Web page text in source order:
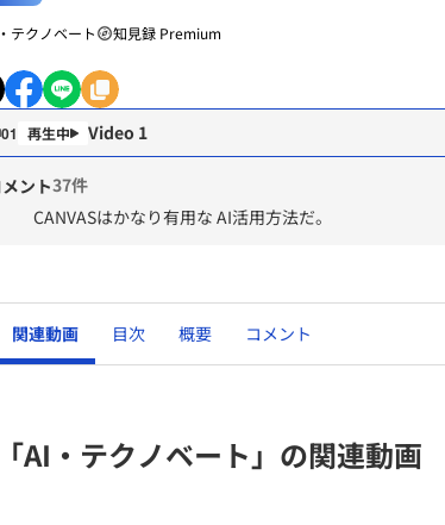
テクノベート 知見録 Premium
01 Video 1
ント37件
CANVASはかなり有用な AI活用方法だ。
関連動画 目次 概要 コメント
「AI・テクノベート」の関連動画